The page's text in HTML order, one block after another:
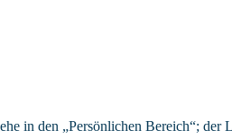
in den „Persönlichen Bereich“;